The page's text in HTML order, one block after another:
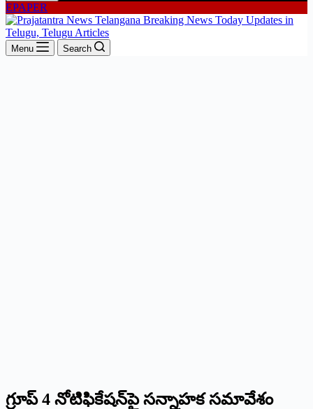
EPAPER
Menu Search
‌గ్రూప్‌ 4 ‌నోటిఫికేషన్‌పై సన్నాహక సమావేశం